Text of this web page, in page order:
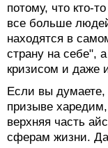
потому, что кто-
все больше
находятся в
страну на себе",
кризисом и даже
Если вы думаете,
призыве
верхняя часть
сферам жизни.